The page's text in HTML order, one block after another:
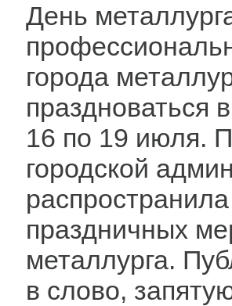
День
города
праздноваться
16 по 19 июля.
городской
праздничных
металлурга.
в слово,